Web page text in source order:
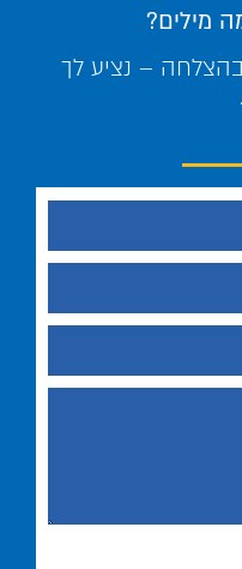
מילים?
– נציע לך